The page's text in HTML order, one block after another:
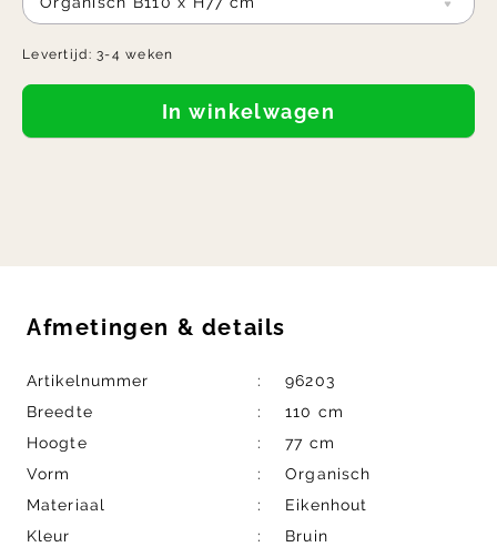
Levertijd:3-4 weken
In winkelwagen
Afmetingen & details
Artikelnummer
96203
Breedte
110 cm
Hoogte
77 cm
Vorm
Organisch
Materiaal
Eikenhout
Kleur
Bruin